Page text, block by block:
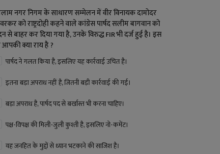
नगर निगम के साधारण सम्मेलन में वीर विनायक दामोदर
को राष्ट्रदोही कहने वाले कांग्रेस पार्षद सलीम बागवान को
से बाहर कर दिया गया है, उनके विरुद्ध FIR भी दर्ज हुई है। इस
आपकी क्या राय है ?
पार्षद ने गलत किया है, इसलिए यह कार्रवाई उचित है।
इतना बड़ा अपराध नहीं है, जितनी बड़ी कार्रवाई की गई।
बड़ा अपराध है, पार्षद पद से बर्खास्त भी करना चाहिए।
पक्ष-विपक्ष की मिली-जुली कुश्ती है, इसलिए नो-कमेंट।
यह जनहित के मुद्दों से ध्यान भटकाने की साजिश है।